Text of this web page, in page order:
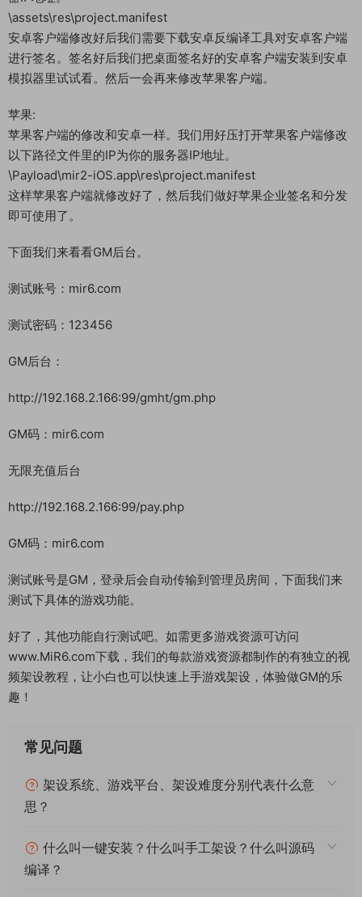
\assets\res\project.manifest
安卓客户端修改好后我们需要下载安卓反编译工具对安卓客户端
进行签名。签名好后我们把桌面签名好的安卓客户端安装到安卓
模拟器里试试看。然后一会再来修改苹果客户端。
苹果:
苹果客户端的修改和安卓一样。我们用好压打开苹果客户端修改
以下路径文件里的IP为你的服务器IP地址。
\Payload\mir2-iOS.app\res\project.manifest
这样苹果客户端就修改好了，然后我们做好苹果企业签名和分发
即可使用了。
下面我们来看看GM后台。
测试账号：mir6.com
测试密码：123456
GM后台：
http://192.168.2.166:99/gmht/gm.php
GM码：mir6.com
无限充值后台
http://192.168.2.166:99/pay.php
GM码：mir6.com
测试账号是GM，登录后会自动传输到管理员房间，下面我们来
测试下具体的游戏功能。
好了，其他功能自行测试吧。如需更多游戏资源可访问
www.MiR6.com下载，我们的每款游戏资源都制作的有独立的视
频架设教程，让小白也可以快速上手游戏架设，体验做GM的乐
趣！
常见问题
架设系统、游戏平台、架设难度分别代表什么意
思？
什么叫一键安装？什么叫手工架设？什么叫源码
编译？